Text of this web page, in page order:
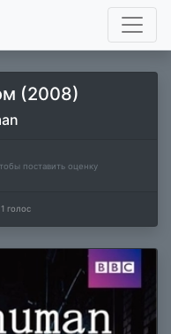
(2008)
поставить оценку
1 голос